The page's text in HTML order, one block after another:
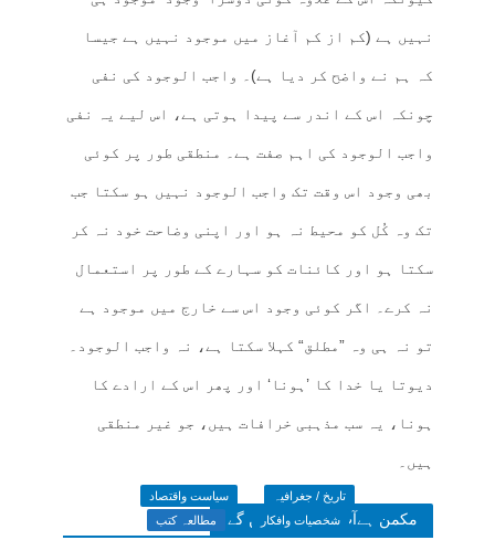
نہیں ہے (کم از کم آغاز میں موجود نہیں ہے جیسا
کہ ہم نے واضح کر دیا ہے)۔ واجب الوجود کی نفی
چونکہ اس کے اندر سے پیدا ہوتی ہے، اس لیے یہ نفی
واجب الوجود کی اہم صفت ہے۔ منطقی طور پر کوئی
بھی وجود اس وقت تک واجب الوجود نہیں ہو سکتا جب
تک وہ کُل کو محیط نہ ہو اور اپنی وضاحت خود نہ کر
سکتا ہو اور کائنات کو سہارے کے طور پر استعمال
نہ کرے۔ اگر کوئی وجود اس سے خارج میں موجود ہے
تو نہ ہی وہ ”مطلق“ کہلا سکتا ہے، نہ واجب الوجود۔
دیوتا یا خدا کا ’ہونا‘ اور پھر اس کے ارادے کا
ہونا، یہ سب مذہبی خرافات ہیں، جو غیر منطقی
ہیں۔
مکمن ہےآپ پسند فرمائیں گے
تاریخ / جغرافیہ
سیاست واقتصاد
شخصیات وافکار
مطالعہ کتب